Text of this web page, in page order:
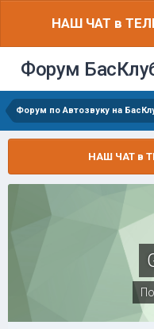
НАШ ЧАТ в
Форум
Форум по Автозвуку на
НАШ ЧАТ в